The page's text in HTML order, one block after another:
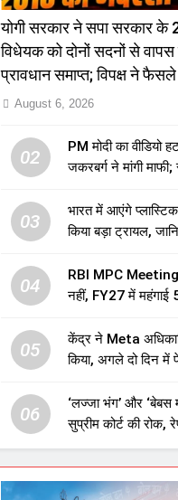
योगी सरकार ने सपा सरकार
विधेयक को दोनों सदनों से वापस
प्रावधान समाप्त; विपक्ष ने
August 6, 2026
02
PM मोदी का वीडियो
जकरबर्ग ने मांगी
03
भारत में आएंगे
किया बड़ा ट्रायल,
04
RBI MPC Meeting:
नहीं, FY27 में महंगाई
05
केंद्र ने Meta
किया, अगले दो दिन
06
‘लज्जा भंग’ और ‘बेबस
सुप्रीम कोर्ट की रोक,
लिए जारी की नई